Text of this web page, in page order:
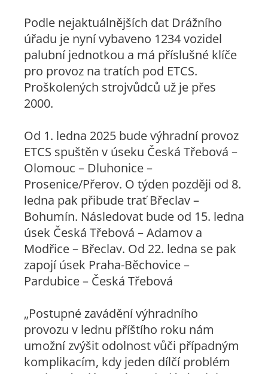
Podle nejaktuálnějších dat Drážního
úřadu je nyní vybaveno 1234 vozidel
palubní jednotkou a má příslušné klíče
pro provoz na tratích pod ETCS.
Proškolených strojvůdců už je přes
2000.
Od 1. ledna 2025 bude výhradní provoz
ETCS spuštěn v úseku Česká Třebová –
Olomouc – Dluhonice –
Prosenice/Přerov. O týden později od 8.
ledna pak přibude trať Břeclav –
Bohumín. Následovat bude od 15. ledna
úsek Česká Třebová – Adamov a
Modřice – Břeclav. Od 22. ledna se pak
zapojí úsek Praha-Běchovice –
Pardubice – Česká Třebová
„Postupné zavádění výhradního
provozu v lednu příštího roku nám
umožní zvýšit odolnost vůči případným
komplikacím, kdy jeden dílčí problém